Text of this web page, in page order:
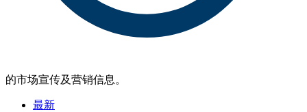
的市场宣传及营销信息。
最新